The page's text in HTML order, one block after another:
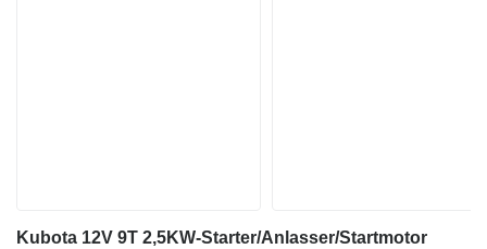
Kubota 12V 9T 2,5KW-Starter/Anlasser/Startmotor